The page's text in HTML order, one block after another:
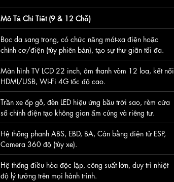
Mô Tả Chi Tiết (9 & 12 Chỗ)
Bọc da sang trọng, có chức năng mát-xa điện hoặc
chỉnh cơ/điện (tùy phiên bản), tạo sự thư giãn tối đa.
Màn hình TV LCD 22 inch, âm thanh vòm 12 loa, kết nối
HDMI/USB, Wi-Fi 4G tốc độ cao.
Trần xe ốp gỗ, đèn LED hiệu ứng bầu trời sao, rèm cửa
sổ chỉnh điện tạo không gian ấm cúng và riêng tư.
Hệ thống phanh ABS, EBD, BA, Cân bằng điện tử ESP,
Camera 360 độ (tùy xe).
Hệ thống điều hòa độc lập, công suất lớn, duy trì nhiệt
độ lý tưởng trên mọi hành trình.